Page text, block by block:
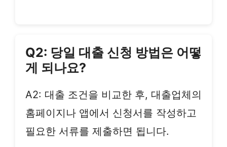
Q2: 당일 대출 신청 방법은 어떻
게 되나요?
A2: 대출 조건을 비교한 후, 대출업체의
홈페이지나 앱에서 신청서를 작성하고
필요한 서류를 제출하면 됩니다.